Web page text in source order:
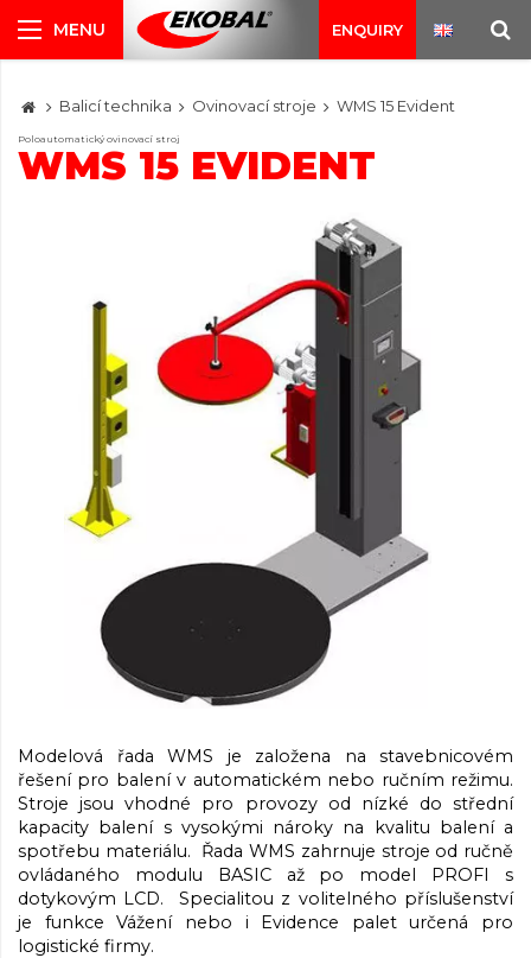
ENQUIRY
Balicí technika Ovinovací stroje WMS 15 Evident
Poloautomatický ovinovací stroj
WMS 15 EVIDENT
Modelová řada WMS je založena na stavebnicovém
řešení pro balení v automatickém nebo ručním režimu.
Stroje jsou vhodné pro provozy od nízké do střední
kapacity balení s vysokými nároky na kvalitu balení a
spotřebu materiálu. Řada WMS zahrnuje stroje od ručně
ovládaného modulu BASIC až po model PROFI s
dotykovým LCD. Specialitou z volitelného příslušenství
je funkce Vážení nebo i Evidence palet určená pro
logistické firmy.